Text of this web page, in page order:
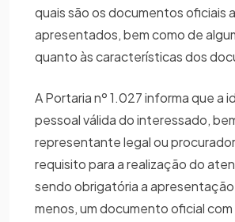
quais são os documentos oficiais
apresentados, bem como de
quanto às características dos
A Portaria nº 1.027 informa que a
pessoal válida do interessado,
representante legal ou
requisito para a realização do
sendo obrigatória a
menos, um documento oficial